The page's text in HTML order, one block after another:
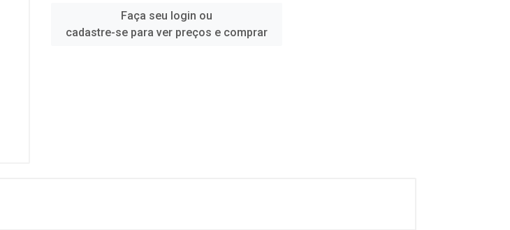
Faça seu login ou
cadastre-se para ver preços e comprar